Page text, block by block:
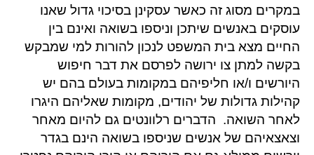
במקרים מסוג זה כאשר עסקינן בסיכוי גדול שאנו
עוסקים באנשים שיתכן וניספו בשואה ואינם בין
החיים מצא בית המשפט לנכון להורות למי שמבקש
בקשה למתן צו ירושה לפרסם את דבר חיפוש
היורשים ו/או חליפיהם במקומות בעולם בהם יש
קהילות גדולות של יהודים, מקומות שאליהם היגרו
לאחר השואה. הדברים רלוונטים גם להיום מאחר
וצאצאיהם של אנשים שניספו בשואה הינם בגדר